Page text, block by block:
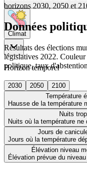
Climat
Horizon temporel
2030 2050
2100
Température
Hausse de la température
Nuits
Nuits où la température
Jours de
Jours où la température
Élévation niveau
Élévation prévue du
horizons 2030, 2050 et
Données
Résultats des élections
législatives 2022.
politique, taux